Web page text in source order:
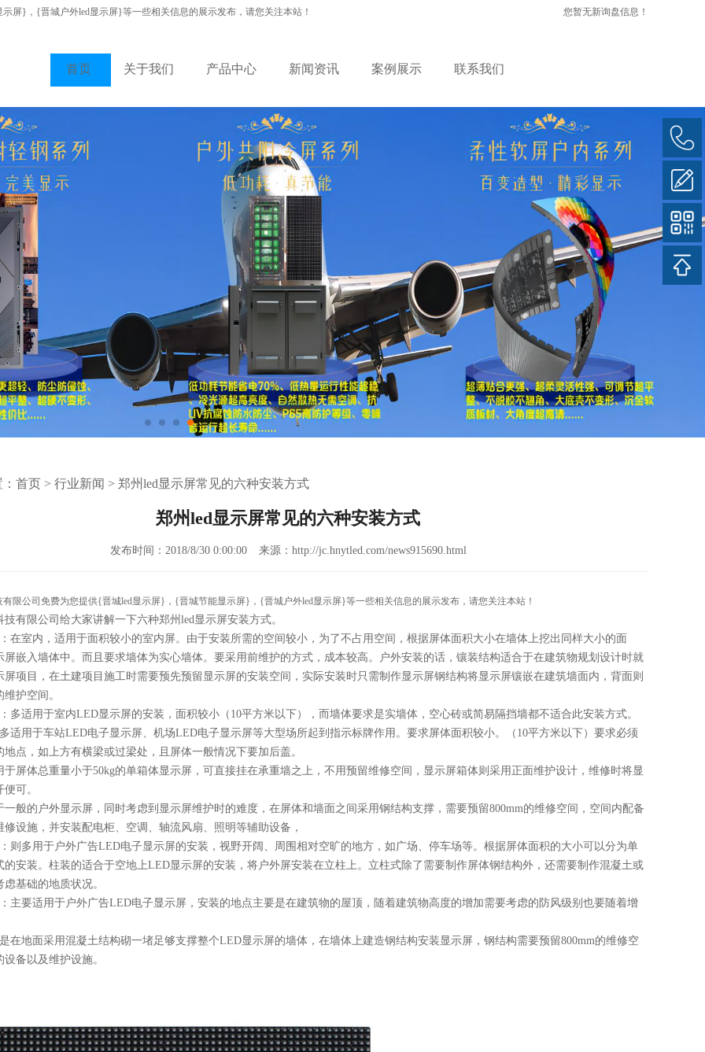
屏}，{晋城户外led显示屏}等一些相关信息的展示发布，请您关注本站！ 您暂无新询盘信息！
首页 关于我们 产品中心 新闻资讯 案例展示 联系我们
首页 > 行业新闻 > 郑州led显示屏常见的六种安装方式
郑州led显示屏常见的六种安装方式
发布时间：2018/8/30 0:00:00 来源：http://jc.hnytled.com/news915690.html
限公司免费为您提供{晋城led显示屏} ，{晋城节能显示屏}，{晋城户外led显示屏}等一些相关信息的展示发布，请您关注本站！
有限公司给大家讲解一下六种郑州led显示屏安装方式。
在室内，适用于面积较小的室内屏。由于安装所需的空间较小，为了不占用空间，根据屏体面积大小在墙体上挖出同样大小的面
屏嵌入墙体中。而且要求墙体为实心墙体。要采用前维护的方式，成本较高。户外安装的话，镶装结构适合于在建筑物规划设计时就
屏项目，在土建项目施工时需要预先预留显示屏的安装空间，实际安装时只需制作显示屏钢结构将显示屏镶嵌在建筑墙面内，背面则
护空间。
多适用于室内LED显示屏的安装，面积较小（10平方米以下），而墙体要求是实墙体，空心砖或简易隔挡墙都不适合此安装方式。
适用于车站LED电子显示屏、机场LED电子显示屏等大型场所起到指示标牌作用。要求屏体面积较小。（10平方米以下）要求必须
地点，如上方有横梁或过梁处，且屏体一般情况下要加后盖。
于屏体总重量小于50kg的单箱体显示屏，可直接挂在承重墙之上，不用预留维修空间，显示屏箱体则采用正面维护设计，维修时将显
可。
一般的户外显示屏，同时考虑到显示屏维护时的难度，在屏体和墙面之间采用钢结构支撑，需要预留800mm的维修空间，空间内配备
修设施，并安装配电柜、空调、轴流风扇、照明等辅助设备，
则多用于户外广告LED电子显示屏的安装，视野开阔、周围相对空旷的地方，如广场、停车场等。根据屏体面积的大小可以分为单
的安装。柱装的适合于空地上LED显示屏的安装，将户外屏安装在立柱上。立柱式除了需要制作屏体钢结构外，还需要制作混凝土或
基础的地质状况。
主要适用于户外广告LED电子显示屏，安装的地点主要是在建筑物的屋顶，随着建筑物高度的增加需要考虑的防风级别也要随着增
在地面采用混凝土结构砌一堵足够支撑整个LED显示屏的墙体，在墙体上建造钢结构安装显示屏，钢结构需要预留800mm的维修空
备以及维护设施。